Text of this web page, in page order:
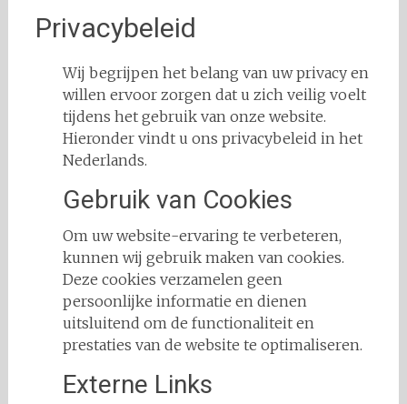
Privacybeleid
Wij begrijpen het belang van uw privacy en
willen ervoor zorgen dat u zich veilig voelt
tijdens het gebruik van onze website.
Hieronder vindt u ons privacybeleid in het
Nederlands.
Gebruik van Cookies
Om uw website-ervaring te verbeteren,
kunnen wij gebruik maken van cookies.
Deze cookies verzamelen geen
persoonlijke informatie en dienen
uitsluitend om de functionaliteit en
prestaties van de website te optimaliseren.
Externe Links